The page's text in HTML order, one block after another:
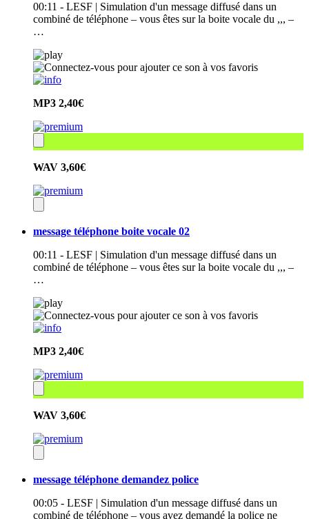
00:11 - LESF | Simulation d'un message diffusé dans un
combiné de téléphone – vous êtes sur la boite vocale du ,,, –
…
MP3 2,40€
WAV 3,60€
message téléphone boite vocale 02
00:11 - LESF | Simulation d'un message diffusé dans un
combiné de téléphone – vous êtes sur la boite vocale du ,,, –
…
MP3 2,40€
WAV 3,60€
message téléphone demandez police
00:05 - LESF | Simulation d'un message diffusé dans un
combiné de téléphone – vous avez demandé la police ne